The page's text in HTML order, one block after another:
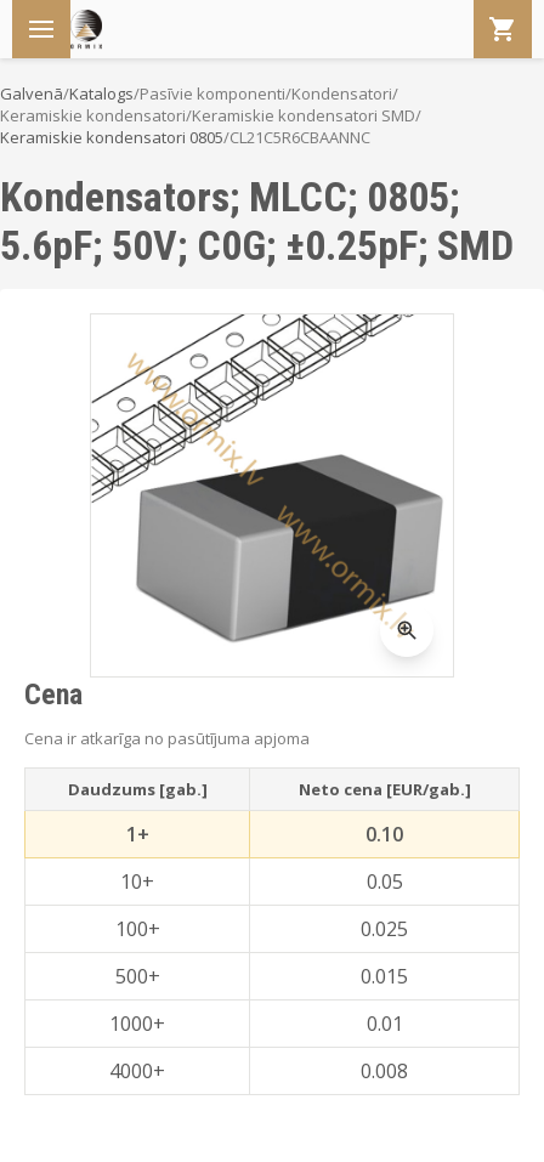
Galvenā/Katalogs/Pasīvie komponenti/Kondensatori/
Keramiskie kondensatori/Keramiskie kondensatori SMD/
Keramiskie kondensatori 0805/CL21C5R6CBAANNC
Kondensators; MLCC; 0805;
5.6pF; 50V; C0G; ±0.25pF; SMD
Cena
Cena ir atkarīga no pasūtījuma apjoma
Daudzums [gab.] Neto cena [EUR/gab.]
1+
0.10
10+
0.05
100+
0.025
500+
0.015
1000+
0.01
4000+
0.008